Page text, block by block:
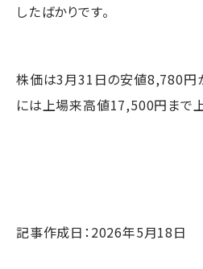
したばかりです。
株価は3月31日の安値8,780円
には上場来高値17,500円まで上
記事作成日：2026年5月18日